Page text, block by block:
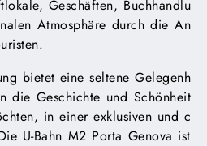
Geschäften, Buchhandlu
Atmosphäre durch die An
bietet eine seltene Gelegenh
Geschichte und Schönheit
in einer exklusiven und c
U-Bahn M2 Porta Genova ist